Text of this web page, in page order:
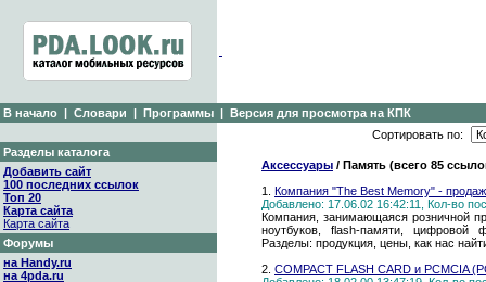
В начало | Словари | Программы | Версия для просмотра на КПК
Разделы каталога
Добавить сайт
100 последних ссылок
Топ 20
Карта сайта
Карта сайта
Форумы
на Handy.ru
на 4pda.ru
Сортировать по:
Аксессуары / Память (всего 85
1. Компания "The Best Memory" -
Добавлено: 17.06.02 16:42:11, Кол-во
Компания, занимающаяся розничной
ноутбуков, flash-памяти, цифровой
Разделы: продукция, цены, как нас
2. COMPACT FLASH CARD и PCMCIA